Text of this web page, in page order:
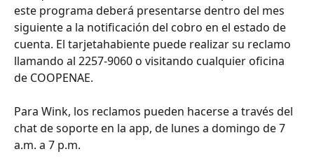
este programa deberá presentarse dentro del mes
siguiente a la notificación del cobro en el estado de
cuenta. El tarjetahabiente puede realizar su reclamo
llamando al 2257-9060 o visitando cualquier oficina
de COOPENAE.
Para Wink, los reclamos pueden hacerse a través del
chat de soporte en la app, de lunes a domingo de 7
a.m. a 7 p.m.